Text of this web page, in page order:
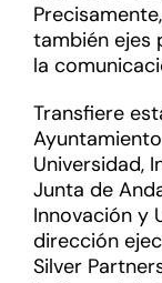
también ejes
la
Transfiere
Universidad,
Junta de
Innovación y
dirección
Silver